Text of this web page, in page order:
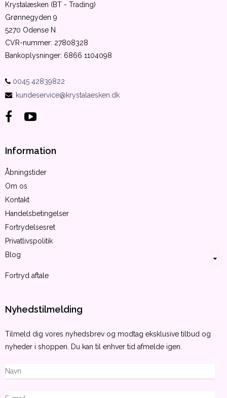
Krystalæsken (BT - Trading)
Grønnegyden 9
5270 Odense N
CVR-nummer: 27808328
Bankoplysninger: 6866 1104098
0045 42839822
: kundeservice@krystalaesken.dk
Information
Åbningstider
Om os
Kontakt
Handelsbetingelser
Fortrydelsesret
Privatlivspolitik
Blog
Fortryd aftale
Nyhedstilmelding
Tilmeld dig vores nyhedsbrev og modtag eksklusive tilbud og
nyheder i shoppen. Du kan til enhver tid afmelde igen.